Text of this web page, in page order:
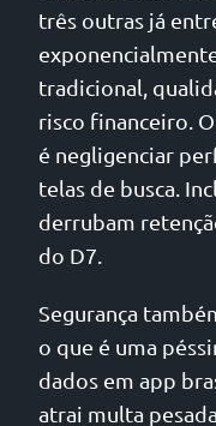
três outras já
tradicional,
risco financeiro.
é negligenciar
telas de busca.
derrubam
do D7.
Segurança
o que é uma
dados em app
atrai multa